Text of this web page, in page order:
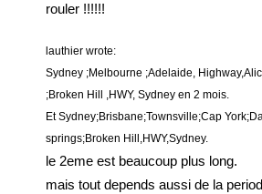
rouler !!!!!!
lauthier wrote:
Sydney ;Melbourne ;Adelaide,
;Broken Hill ,HWY, Sydney en 2 mois.
Et Sydney;Brisbane;Townsville;Cap
springs;Broken Hill,HWY,Sydney.
le 2eme est beaucoup plus long.
mais tout depends aussi de la